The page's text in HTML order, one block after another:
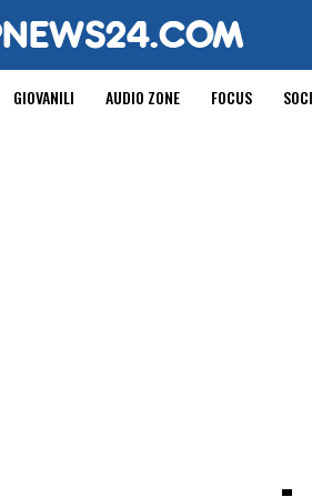
GIOVANILI AUDIO ZONE FOCUS